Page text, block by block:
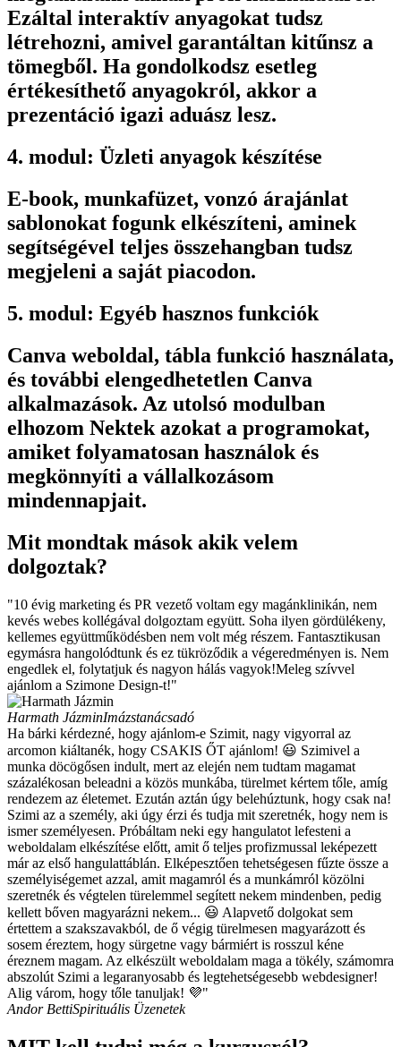
Ezáltal interaktív anyagokat tudsz
létrehozni, amivel garantáltan kitűnsz a
tömegből. Ha gondolkodsz esetleg
értékesíthető anyagokról, akkor a
prezentáció igazi aduász lesz.
4. modul: Üzleti anyagok készítése
E-book, munkafüzet, vonzó árajánlat
sablonokat fogunk elkészíteni, aminek
segítségével teljes összehangban tudsz
megjeleni a saját piacodon.
5. modul: Egyéb hasznos funkciók
Canva weboldal, tábla funkció használata,
és további elengedhetetlen Canva
alkalmazások. Az utolsó modulban
elhozom Nektek azokat a programokat,
amiket folyamatosan használok és
megkönnyíti a vállalkozásom
mindennapjait.
Mit mondtak mások akik velem
dolgoztak?
"10 évig marketing és PR vezető voltam egy magánklinikán, nem
kevés webes kollégával dolgoztam együtt. Soha ilyen gördülékeny,
kellemes együttműködésben nem volt még részem. Fantasztikusan
egymásra hangolódtunk és ez tükröződik a végeredményen is. Nem
engedlek el, folytatjuk és nagyon hálás vagyok!Meleg szívvel
ajánlom a Szimone Design-t!"
Harmath JázminImázstanácsadó
Ha bárki kérdezné, hogy ajánlom-e Szimit, nagy vigyorral az
arcomon kiáltanék, hogy CSAKIS ŐT ajánlom! 😃 Szimivel a
munka döcögősen indult, mert az elején nem tudtam magamat
százalékosan beleadni a közös munkába, türelmet kértem tőle, amíg
rendezem az életemet. Ezután aztán úgy belehúztunk, hogy csak na!
Szimi az a személy, aki úgy érzi és tudja mit szeretnék, hogy nem is
ismer személyesen. Próbáltam neki egy hangulatot lefesteni a
weboldalam elkészítése előtt, amit ő teljes profizmussal leképezett
már az első hangulattáblán. Elképesztően tehetségesen fűzte össze a
személyiségemet azzal, amit magamról és a munkámról közölni
szeretnék és végtelen türelemmel segített nekem mindenben, pedig
kellett bőven magyarázni nekem... 😃 Alapvető dolgokat sem
értettem a szakszavakból, de ő végig türelmesen magyarázott és
sosem éreztem, hogy sürgetne vagy bármiért is rosszul kéne
éreznem magam. Az elkészült weboldalam maga a tökély, számomra
abszolút Szimi a legaranyosabb és legtehetségesebb webdesigner!
Alig várom, hogy tőle tanuljak! 💜"
Andor BettiSpirituális Üzenetek